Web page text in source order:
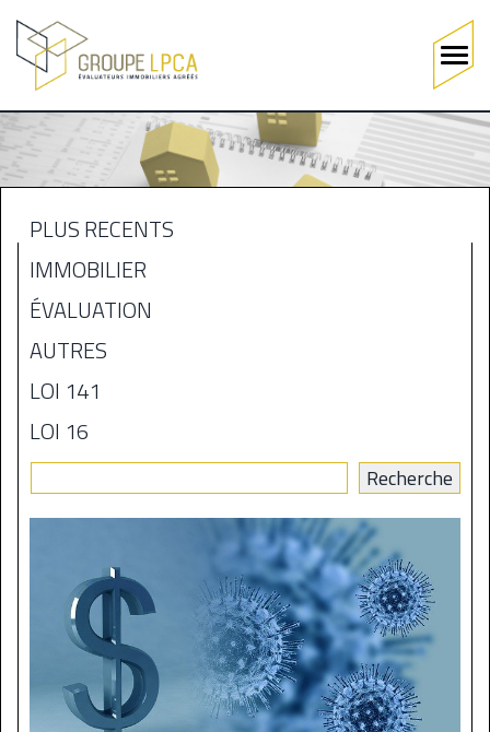
Aller
au
contenu
Main
navigation
MENU
BLOGUE
PLUS RÉCENTS
IMMOBILIER
ÉVALUATION
AUTRES
LOI 141
LOI 16